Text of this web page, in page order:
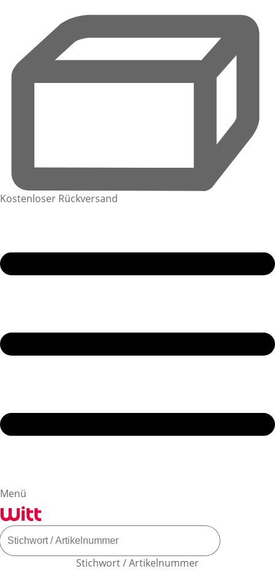
Kostenloser Rückversand
Menü
Stichwort / Artikelnummer